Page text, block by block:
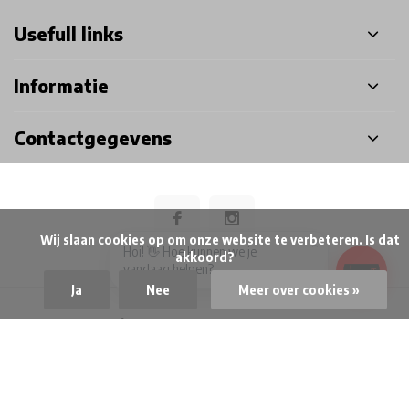
Usefull links
Informatie
Contactgegevens
© Airsoft Doctor BV- Theme made byWebdinge
akkoord?
Ja Nee Meer over cookies »
×
Hoi! 👋 Hoe kunnen we je
vandaag helpen?